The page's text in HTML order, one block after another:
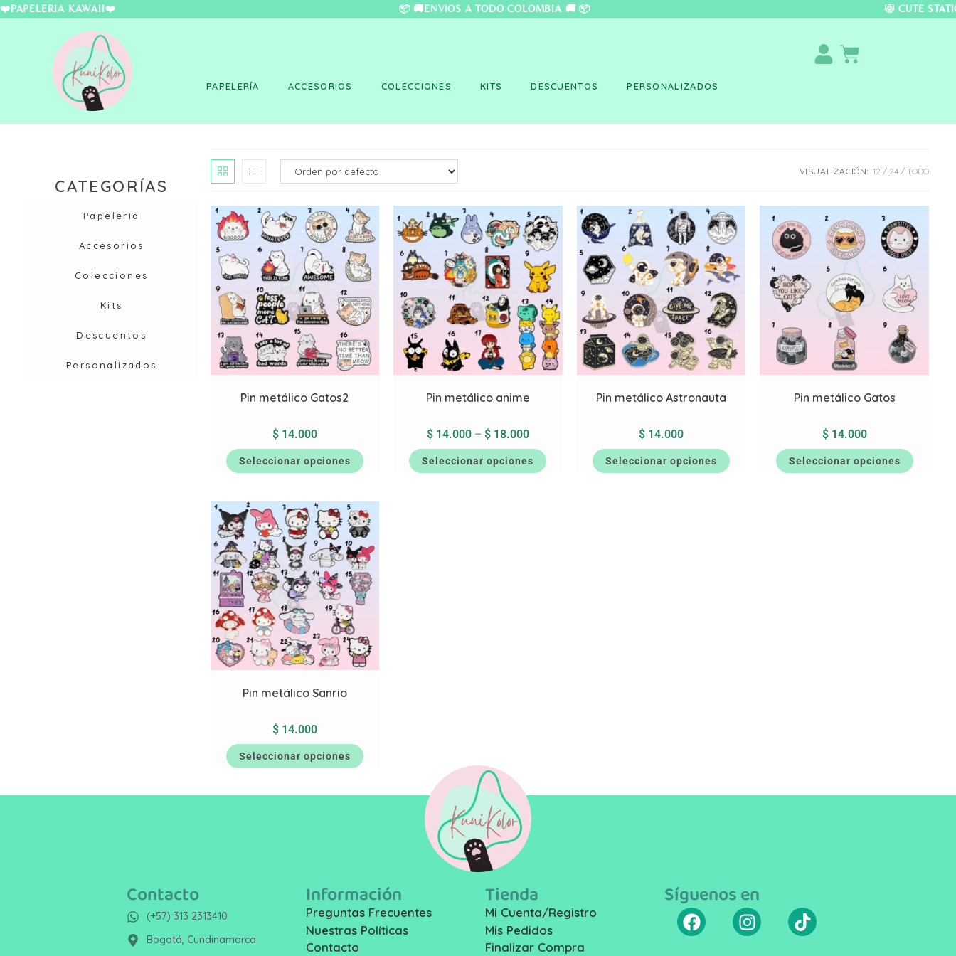
❤️PAPELERÍA KAWAII❤️ 📦 🚚ENVÍOS A TODO COLOMBIA 🚚 📦 😻
PAPELERÍA ACCESORIOS COLECCIONES KITS DESCUENTOS PERSONALIZADOS
CATEGORÍAS
Papelería
Accesorios
Colecciones
Kits
Descuentos
Personalizados
VISUALIZACIÓN: 12 24 TODO
Pin metálico Gatos2
$14.000
Seleccionar opciones
Pin metálico anime
$14.000 – $18.000
Seleccionar opciones
Pin metálico Astronauta
$ 14.000
Seleccionar opciones
Pin metálico Gatos
$14.000
Seleccionar opciones
Pin metálico Sanrio
$14.000
Seleccionar opciones
Contacto
(+57) 313 2313410
Bogotá, Cundinamarca
Información
Preguntas Frecuentes
Nuestras Políticas
Contacto
Tienda
Mi Cuenta/Registro
Mis Pedidos
Finalizar Compra
Síguenos en